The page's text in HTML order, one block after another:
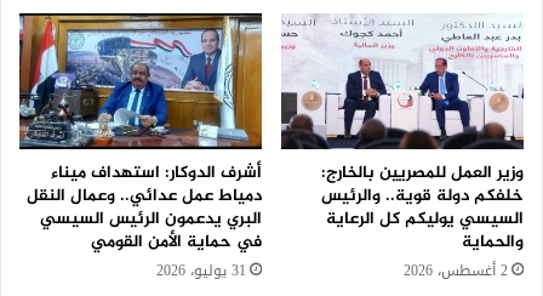
وزير العمل للمصريين بالخارج:
خلفكم دولة قوية.. والرئيس
السيسي يوليكم كل الرعاية
والحماية
2 أغسطس، 2026
أشرف الدوكار: استهداف ميناء
دمياط عمل عدائي.. وعمال النقل
البري يدعمون الرئيس السيسي
في حماية الأمن القومي
31 يوليو، 2026